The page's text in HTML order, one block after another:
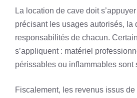
La location de cave doit
précisant les usages autorisés, la
responsabilités de chacun.
s’appliquent : matériel
périssables ou inflammables sont
Fiscalement, les revenus issus de